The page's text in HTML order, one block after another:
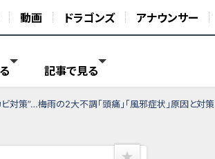
動画 ドラゴンズ アナウンサー
記事で見る
対策”…梅雨の2大不調「頭痛」「風邪症状」原因と対策